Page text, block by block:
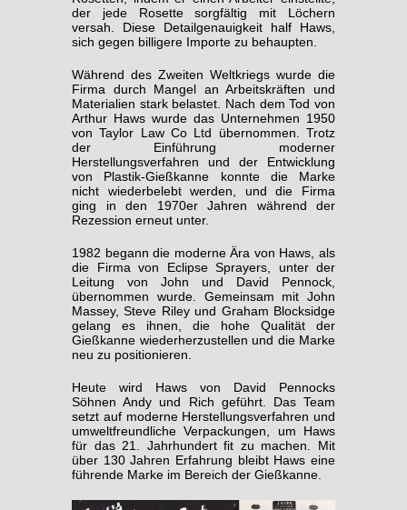
der jede Rosette sorgfältig mit Löchern
versah. Diese Detailgenauigkeit half Haws,
sich gegen billigere Importe zu behaupten.
Während des Zweiten Weltkriegs wurde die
Firma durch Mangel an Arbeitskräften und
Materialien stark belastet. Nach dem Tod von
Arthur Haws wurde das Unternehmen 1950
von Taylor Law Co Ltd übernommen. Trotz
der Einführung moderner
Herstellungsverfahren und der Entwicklung
von Plastik-Gießkanne konnte die Marke
nicht wiederbelebt werden, und die Firma
ging in den 1970er Jahren während der
Rezession erneut unter.
1982 begann die moderne Ära von Haws, als
die Firma von Eclipse Sprayers, unter der
Leitung von John und David Pennock,
übernommen wurde. Gemeinsam mit John
Massey, Steve Riley und Graham Blocksidge
gelang es ihnen, die hohe Qualität der
Gießkanne wiederherzustellen und die Marke
neu zu positionieren.
Heute wird Haws von David Pennocks
Söhnen Andy und Rich geführt. Das Team
setzt auf moderne Herstellungsverfahren und
umweltfreundliche Verpackungen, um Haws
für das 21. Jahrhundert fit zu machen. Mit
über 130 Jahren Erfahrung bleibt Haws eine
führende Marke im Bereich der Gießkanne.